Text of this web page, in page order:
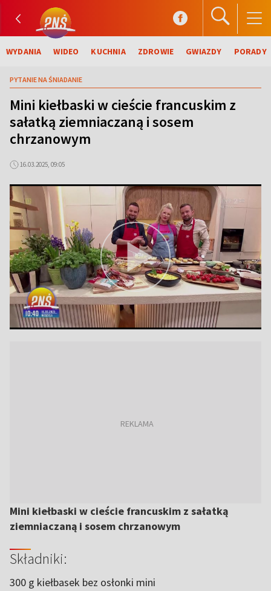
WYDANIA WIDEO KUCHNIA ZDROWIE GWIAZDY PORADY
PYTANIE NA ŚNIADANIE
Mini kiełbaski w cieście francuskim z
sałatką ziemniaczaną i sosem
chrzanowym
16.03.2025, 09:05
Mini kiełbaski w cieście francuskim z sałatką
ziemniaczaną i sosem chrzanowym
Składniki:
300 g kiełbasek bez osłonki mini